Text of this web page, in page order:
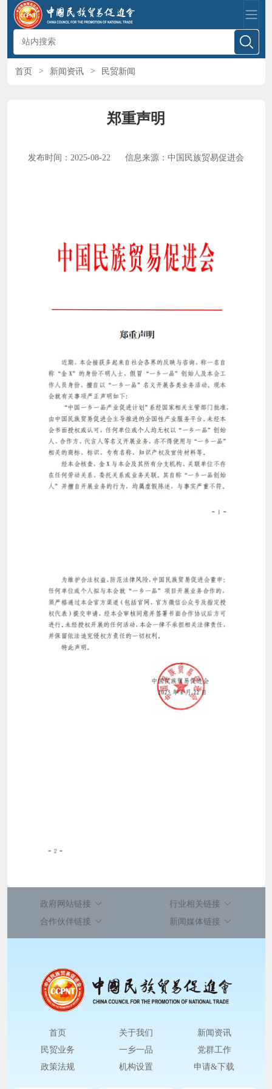
首页 > 新闻资讯 > 民贸新闻
郑重声明
发布时间：2025-08-22 信息来源：中国民族贸易促进会
政府网站链接
行业相关链接
合作伙伴链接
新闻媒体链接
首页 关于我们
新闻资讯
民贸业务
一乡一品
党群工作
政策法规
机构设置 申请&下载